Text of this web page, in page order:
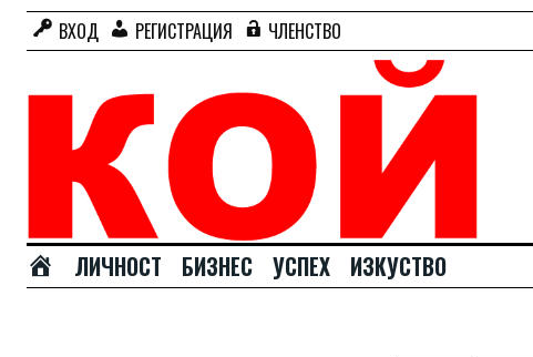
ВХОД РЕГИСТРАЦИЯ ЧЛЕНСТВО
А
ЛИЧНОСТ БИЗНЕС УСПЕХ ИЗКУСТВО